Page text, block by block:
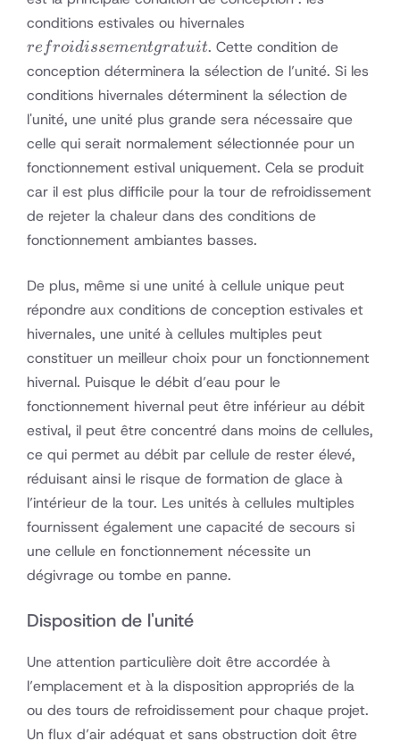
conditions estivales ou hivernales
gratuit
re froidissementgratuit. Cette condition de
conception déterminera la sélection de l’unité. Si les
conditions hivernales déterminent la sélection de
l'unité, une unité plus grande sera nécessaire que
celle qui serait normalement sélectionnée pour un
fonctionnement estival uniquement. Cela se produit
car il est plus difficile pour la tour de refroidissement
de rejeter la chaleur dans des conditions de
fonctionnement ambiantes basses.
De plus, même si une unité à cellule unique peut
répondre aux conditions de conception estivales et
hivernales, une unité à cellules multiples peut
constituer un meilleur choix pour un fonctionnement
hivernal. Puisque le débit d’eau pour le
fonctionnement hivernal peut être inférieur au débit
estival, il peut être concentré dans moins de cellules,
ce qui permet au débit par cellule de rester élevé,
réduisant ainsi le risque de formation de glace à
l’intérieur de la tour. Les unités à cellules multiples
fournissent également une capacité de secours si
une cellule en fonctionnement nécessite un
dégivrage ou tombe en panne.
Disposition de l'unité
Une attention particulière doit être accordée à
l’emplacement et à la disposition appropriés de la
ou des tours de refroidissement pour chaque projet.
Un flux d’air adéquat et sans obstruction doit être